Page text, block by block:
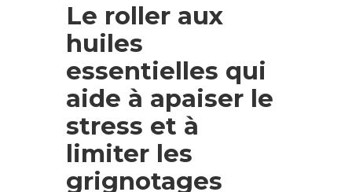
Le roller aux
huiles
essentielles qui
aide à apaiser le
stress et à
limiter les
grignotages